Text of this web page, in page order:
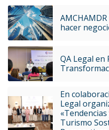
hacer
QA Legal en
En
Legal
Turismo